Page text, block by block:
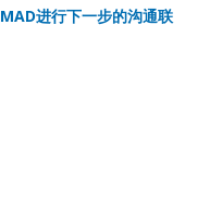
进行下一步的沟通联